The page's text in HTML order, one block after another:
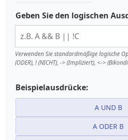
Geben Sie den logischen
Verwenden Sie standardmäßige logische
(ODER), ! (NICHT), -> (Impliziert), <->
Beispielausdrücke:
A UND B
A ODER B